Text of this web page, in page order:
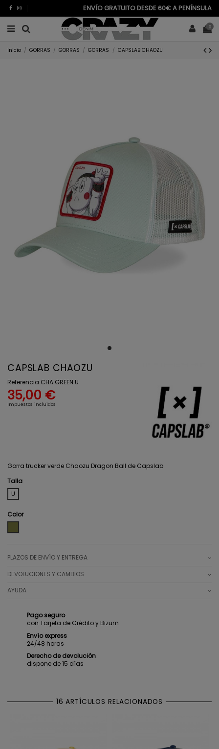
ENVÍO GRATUITO DESDE 60€ A PENÍNSULA
0
Inicio GORRAS GORRAS GORRAS CAPSLAB CHAOZU
CAPSLAB CHAOZU
Referencia CHA.GREEN.U
35,00 €
Impuestos incluidos
Gorra trucker verde Chaozu Dragon Ball de Capslab
Talla
U
Color
PLAZOS DE ENVÍO Y ENTREGA
DEVOLUCIONES Y CAMBIOS
AYUDA
Pago seguro
con Tarjeta de Crédito y Bizum
Envío express
24/48 horas
Derecho de devolución
dispone de 15 días
16 ARTÍCULOS RELACIONADOS